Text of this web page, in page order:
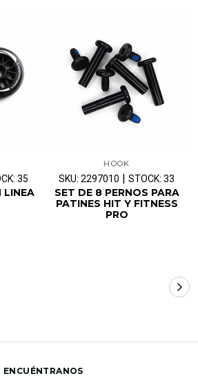
35
LINEA
HOOK
SKU: 2297010 | STOCK: 33
SET DE 8 PERNOS PARA
PATINES HIT Y FITNESS
PRO
ENCUÉNTRANOS